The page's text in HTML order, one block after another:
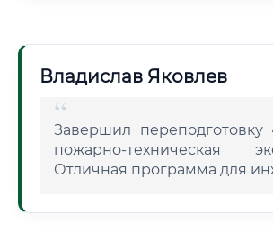
Владислав Яковлев
Завершил переподготовку
пожарно-техническая
Отличная программа для